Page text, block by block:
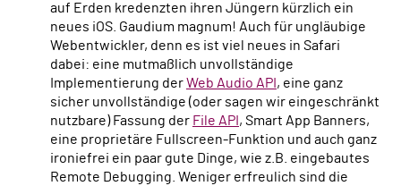
auf Erden kredenzten ihren Jüngern kürzlich ein
neues iOS. Gaudium magnum! Auch für ungläubige
Webentwickler, denn es ist viel neues in Safari
dabei: eine mutmaßlich unvollständige
Implementierung derWeb Audio API , eine ganz
sicher unvollständige (oder sagen wir eingeschränkt
nutzbare) Fassung der File API , Smart App Banners,
eine proprietäre Fullscreen-Funktion und auch ganz
ironiefrei ein paar gute Dinge, wie z.B. eingebautes
Remote Debugging. Weniger erfreulich sind die